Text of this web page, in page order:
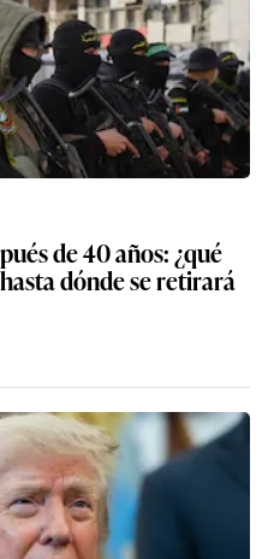
de 40 años: ¿qué
dónde se retirará